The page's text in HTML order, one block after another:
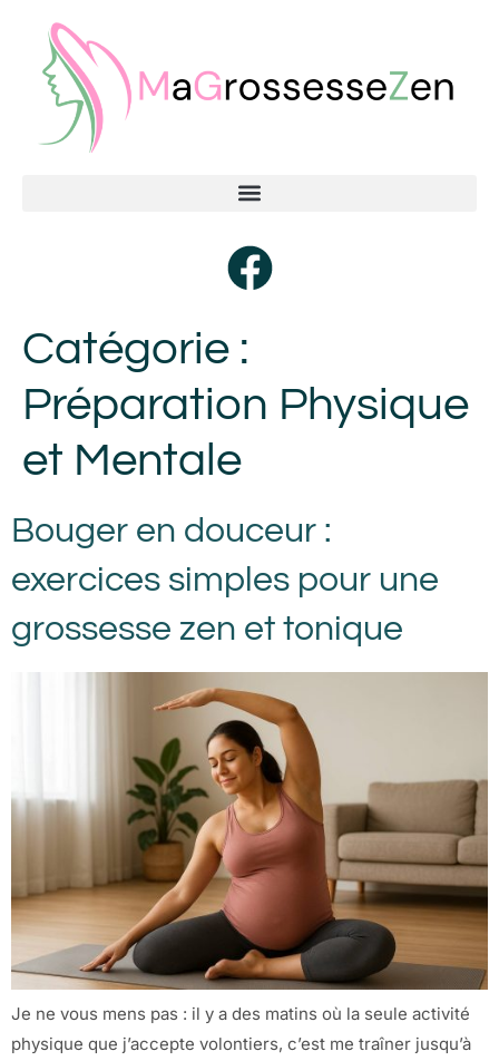
Catégorie :
Préparation Physique
et Mentale
Bouger en douceur :
exercices simples pour une
grossesse zen et tonique
Je ne vous mens pas : il y a des matins où la seule activité
physique que j’accepte volontiers, c’est me traîner jusqu’à